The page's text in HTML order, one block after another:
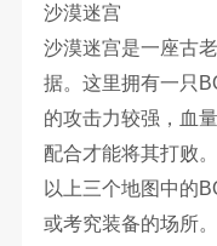
沙漠迷宫
沙漠迷宫是一座古
据。这里拥有一只
的攻击力较强，血
配合才能将其打败。
以上三个地图中的
或考究装备的场所